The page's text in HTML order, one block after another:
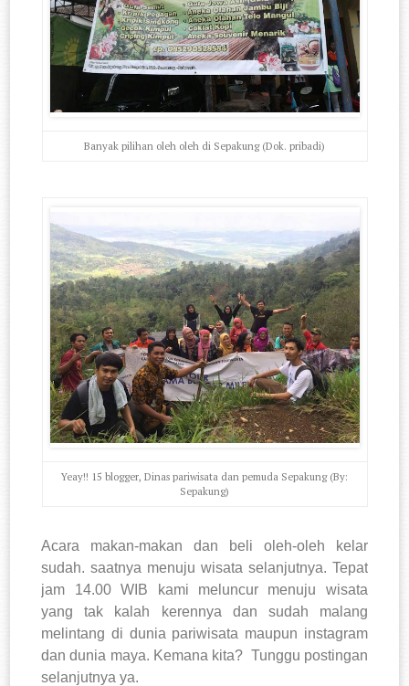
Banyak pilihan oleh oleh di Sepakung (Dok. pribadi)
Yeay!! 15 blogger, Dinas pariwisata dan pemuda Sepakung (By:
Sepakung)
Acara makan-makan dan beli oleh-oleh kelar
sudah. saatnya menuju wisata selanjutnya. Tepat
jam 14.00 WIB kami meluncur menuju wisata
yang tak kalah kerennya dan sudah malang
melintang di dunia pariwisata maupun instagram
dan dunia maya. Kemana kita? Tunggu postingan
selanjutnya ya.